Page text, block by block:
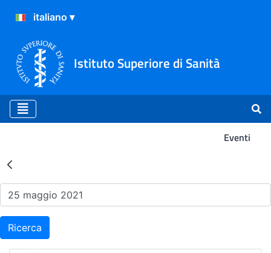
Istituto Superiore di Sanità
Eventi
Risultati della Ricerca -
Ricerca